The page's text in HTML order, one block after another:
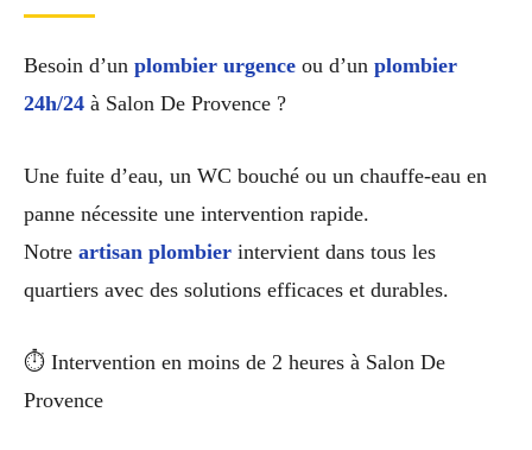
Besoin d’un plombier urgence ou d’un plombier
24h/24 à Salon De Provence ?
Une fuite d’eau, un WC bouché ou un chauffe-eau en
panne nécessite une intervention rapide.
Notre artisan plombier intervient dans tous les
quartiers avec des solutions efficaces et durables.
⏱ Intervention en moins de 2 heures à Salon De
Provence